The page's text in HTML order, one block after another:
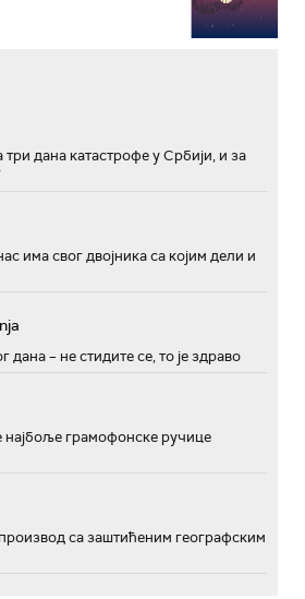
дана катастрофе у Србији, и за
има свог двојника са којим дели и
дана – не стидите се, то је здраво
најбоље грамофонске ручице
са заштићеним географским